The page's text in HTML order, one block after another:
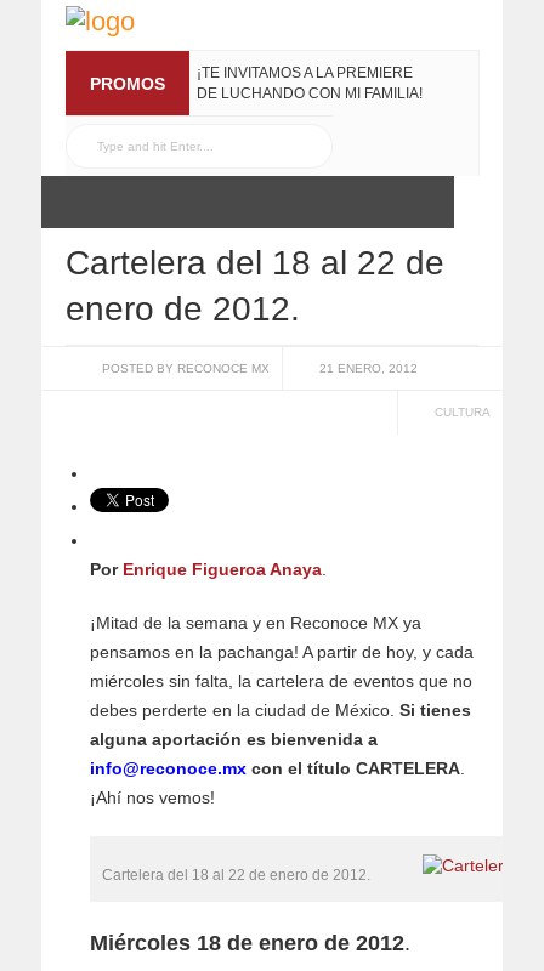
PROMOS
¡TE INVITAMOS A LA PREMIERE
DE LUCHANDO CON MI FAMILIA!
REGALA EL COMPILADO
#ELRECOMENDADOVOL4
Cartelera del 18 al 22 de
enero de 2012.
POSTED BY RECONOCE MX 21 ENERO, 2012
CULTURA
Por Enrique Figueroa Anaya
¡Mitad de la semana y en Reconoce MX ya
pensamos en la pachanga! A partir de hoy, y cada
miércoles sin falta, la cartelera de eventos que no
debes perderte en la ciudad de México. Si tienes
alguna aportación es bienvenida a
info@reconoce.mx con el título CARTELERA
¡Ahí nos vemos!
Cartelera del 18 al 22 de enero de 2012.
Miércoles 18 de enero de 2012.